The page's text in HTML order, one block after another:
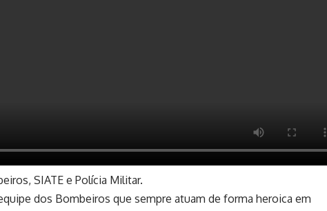
SIATE e Polícia Militar.
dos Bombeiros que sempre atuam de forma heroica em